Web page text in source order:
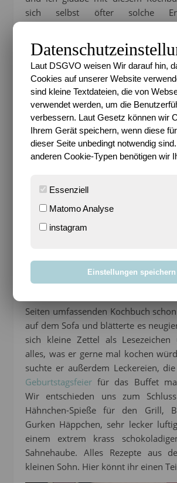
sich selbst öfter solche
Die Kochschule
Rezepten
Seiten umfassenden Kochbuch
auf dem Sofa und blätterte es
sich kleine Zettel als
alles, was er gerne mal kochen
suchte er außerdem Leckereien,
Geburtstagsfeier für das Buffet
Wir entschieden uns zum
Hähnchen-Spieße für den Grill,
Gurken Häppchen, sehr lecker
einem extrem krass
Sahnehaube. Alles Rezepte aus
kleinen Sohn. Hier könnt ihr einen
Laut DSGVO weisen Wir darauf hin,
Cookies auf unserer Website
sind kleine Textdateien, die von
verwendet werden, um die
verbessern. Laut Gesetz können wir
Ihrem Gerät speichern, wenn diese
dieser Seite unbedingt notwendig
anderen Cookie-Typen benötigen wir
Essenziell
Matomo Analyse
instagram
Einstellungen speichern